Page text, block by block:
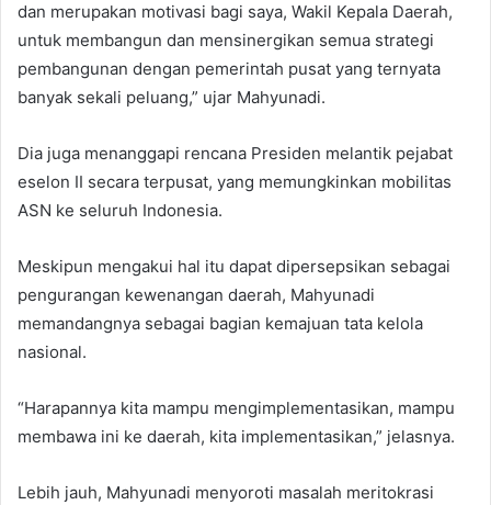
dan merupakan motivasi bagi saya, Wakil Kepala Daerah,
untuk membangun dan mensinergikan semua strategi
pembangunan dengan pemerintah pusat yang ternyata
banyak sekali peluang,” ujar Mahyunadi.
Dia juga menanggapi rencana Presiden melantik pejabat
eselon II secara terpusat, yang memungkinkan mobilitas
ASN ke seluruh Indonesia.
Meskipun mengakui hal itu dapat dipersepsikan sebagai
pengurangan kewenangan daerah, Mahyunadi
memandangnya sebagai bagian kemajuan tata kelola
nasional.
“Harapannya kita mampu mengimplementasikan, mampu
membawa ini ke daerah, kita implementasikan,” jelasnya.
Lebih jauh, Mahyunadi menyoroti masalah meritokrasi